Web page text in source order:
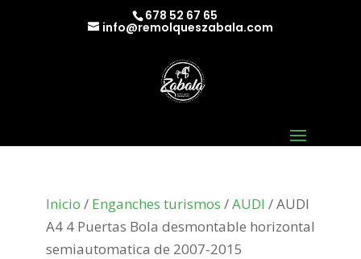
678 52 67 65
info@remolqueszabala.com
Inicio / Enganches turismos /AUDI / AUDI
A4 4 Puertas Bola desmontable horizontal
semiautomatica de 2007-2015